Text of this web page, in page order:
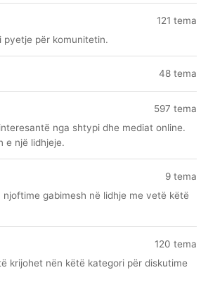
121 tema
pyetje për komunitetin.
48 tema
597 tema
nga shtypi dhe mediat online.
e një lidhjeje.
9 tema
njoftime gabimesh në lidhje me vetë këtë
120 tema
krijohet nën këtë kategori për diskutime